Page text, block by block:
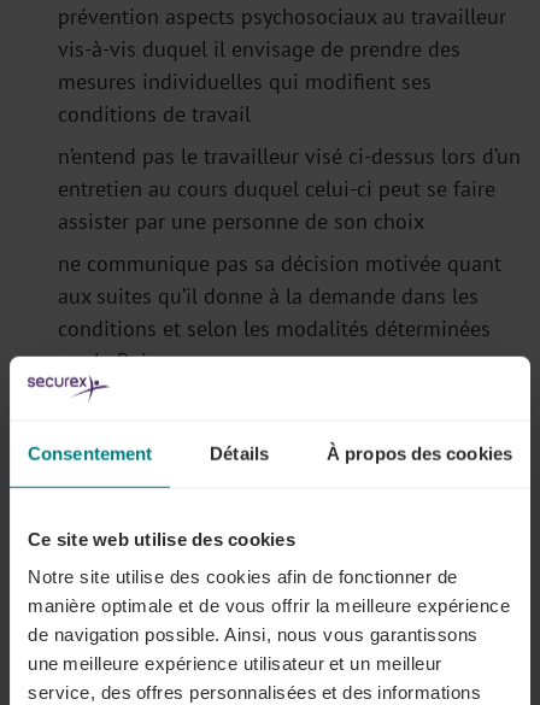
Consentement Détails À propos des cookies
Ce site web utilise des cookies
Notre site utilise des cookies afin de fonctionner de
manière optimale et de vous offrir la meilleure expérience
de navigation possible. Ainsi, nous vous garantissons
une meilleure expérience utilisateur et un meilleur
service, des offres personnalisées et des informations
prévention aspects psychosociaux au travailleur
vis-à-vis duquel il envisage de prendre des
mesures individuelles qui modifient ses
conditions de travail
n’entend pas le travailleur visé ci-dessus lors d’un
entretien au cours duquel celui-ci peut se faire
assister par une personne de son choix
ne communique pas sa décision motivée quant
aux suites qu’il donne à la demande dans les
conditions et selon les modalités déterminées
par le Roi
ne prend pas les mesures de prévention
appropriées pour mettre fin au dommage subi
par le travailleur qui a introduit la demande, dans
Dans le cadre d’une demande d’intervention
psychosociale formelle pour faits de violence ou de
harcèlement moral ou sexuel au travail :
ne communique pas sa décision motivée quant
aux suites qu’il donne aux propositions de